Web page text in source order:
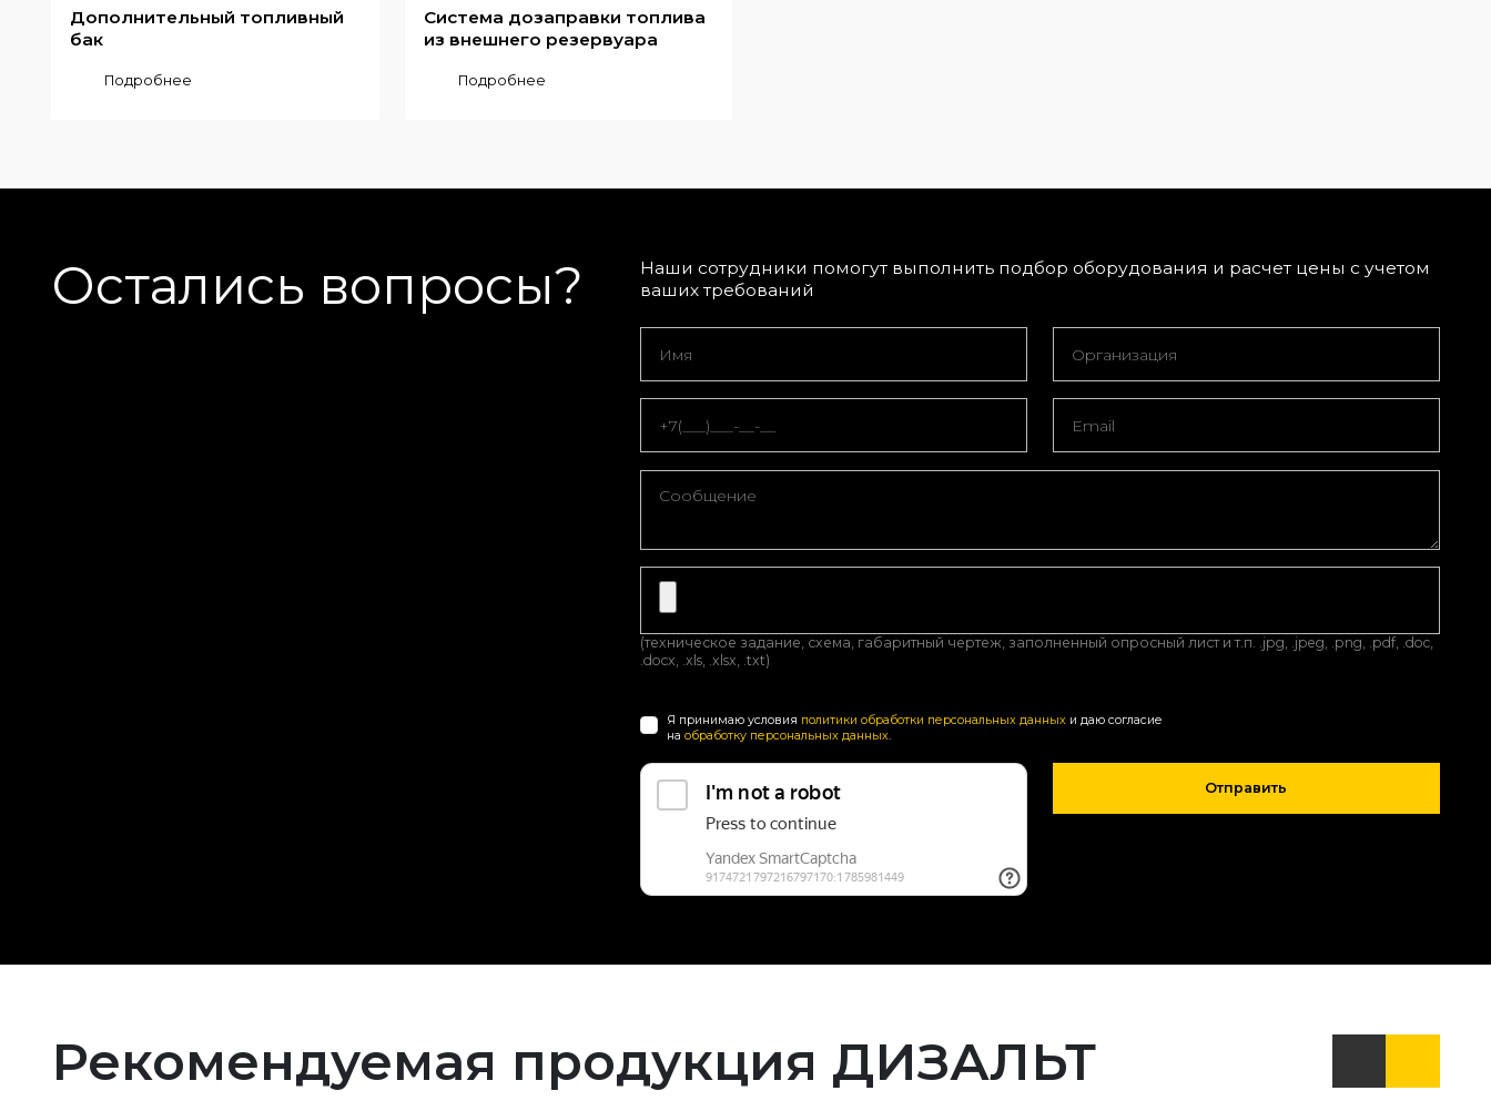
Дополнительный топливный
бак
Подробнее
Система дозаправки топлива
из внешнего резервуара
Подробнее
Остались вопросы?
Наши сотрудники помогут выполнить подбор оборудования и расчет цены с учетом
ваших требований
(техническое задание, схема, габаритный чертеж, заполненный опросный лист и т.п. .jpg, .jpeg, .png, .pdf, .doc,
.docx, .xls, .xlsx, .txt)
Я принимаю условия политики обработки персональных данныхи даю согласие
на обработку персональных данных.
Отправить
Рекомендуемая продукция ДИЗАЛЬТ